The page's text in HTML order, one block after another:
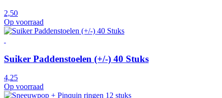
2,50
Op voorraad
Suiker Paddenstoelen (+/-) 40 Stuks
4,25
Op voorraad